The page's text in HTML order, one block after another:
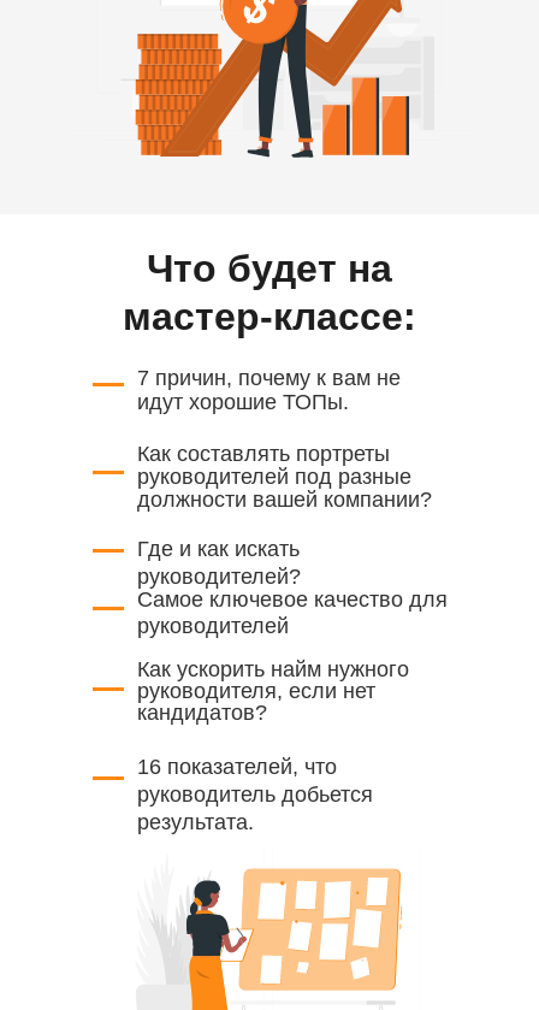
Что будет на
мастер-классе:
7 причин, почему к вам не
идут хорошие ТОПы.
Где и как искать
руководителей?
Как ускорить найм нужного
руководителя, если нет
кандидатов?
Как составлять портреты
руководителей под разные
должности вашей компании?
16 показателей, что
руководитель добьется
результата.
Cамое ключевое качество для
руководителей